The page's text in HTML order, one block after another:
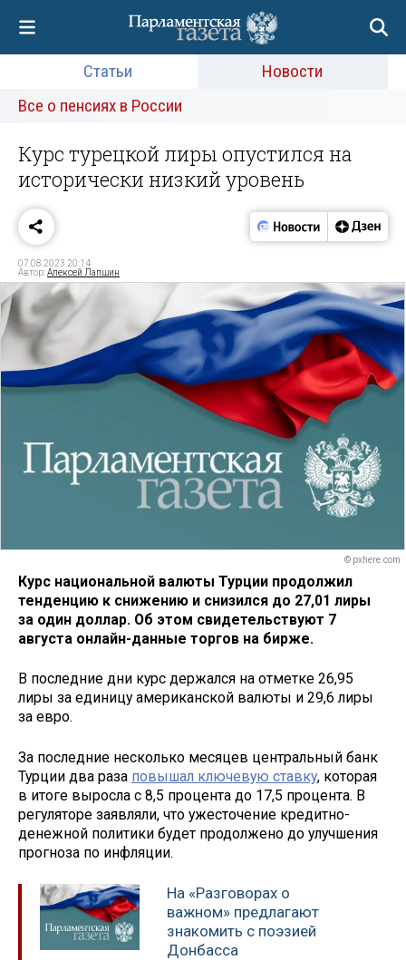
Статьи
Новости
Все о пенсиях в России
Курс турецкой лиры опустился на
исторически низкий уровень
07.08.2023 20:14
Автор:Алексей Лапшин
© pxhere.com
Курс национальной валюты Турции продолжил
тенденцию к снижению и снизился до 27,01 лиры
за один доллар. Об этом свидетельствуют 7
августа онлайн-данные торгов на бирже.
В последние дни курс держался на отметке 26,95
лиры за единицу американской валюты и 29,6 лиры
за евро.
За последние несколько месяцев центральный банк
Турции два раза повышал ключевую ставку, которая
в итоге выросла с 8,5 процента до 17,5 процента. В
регуляторе заявляли, что ужесточение кредитно-
денежной политики будет продолжено до улучшения
прогноза по инфляции.
На «Разговорах о
важном» предлагают
знакомить с поэзией
Донбасса